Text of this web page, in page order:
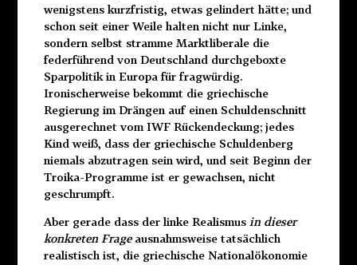
wenigstens kurzfristig, etwas gelindert hätte; und
schon seit einer Weile halten nicht nur Linke,
sondern selbst stramme Marktliberale die
federführend von Deutschland durchgeboxte
Sparpolitik in Europa für fragwürdig.
Ironischerweise bekommt die griechische
Regierung im Drängen auf einen Schuldenschnitt
ausgerechnet vom IWF Rückendeckung; jedes
Kind weiß, dass der griechische Schuldenberg
niemals abzutragen sein wird, und seit Beginn der
Troika-Programme ist er gewachsen, nicht
geschrumpft.
Aber gerade dass der linke Realismus in dieser
konkreten Frageausnahmsweise tatsächlich
realistisch ist, die griechische Nationalökonomie